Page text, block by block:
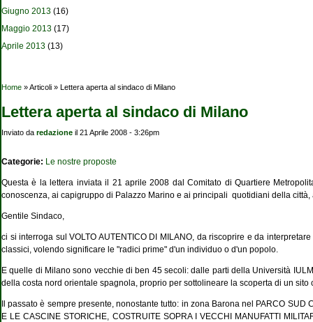
Giugno 2013 (16)
Maggio 2013 (17)
Aprile 2013 (13)
Tu sei qui
Home » Articoli » Lettera aperta al sindaco di Milano
Lettera aperta al sindaco di Milano
Inviato da redazione il 21 Aprile 2008 - 3:26pm
Categorie: Le nostre proposte
Questa è la lettera inviata il 21 aprile 2008 dal Comitato di Quartiere
conoscenza, ai capigruppo di Palazzo Marino e ai principali quotidiani della
Gentile Sindaco,
ci si interroga sul VOLTO AUTENTICO DI MILANO, da riscoprire e da
classici, volendo significare le "radici prime" d'un individuo o d'un popolo.
E quelle di Milano sono vecchie di ben 45 secoli: dalle parti della Università
della costa nord orientale spagnola, proprio per sottolineare la scoperta di un
Il passato è sempre presente, nonostante tutto: in zona Barona nel PARCO SUD
E LE CASCINE STORICHE, COSTRUITE SOPRA I VECCHI MANUFATTI